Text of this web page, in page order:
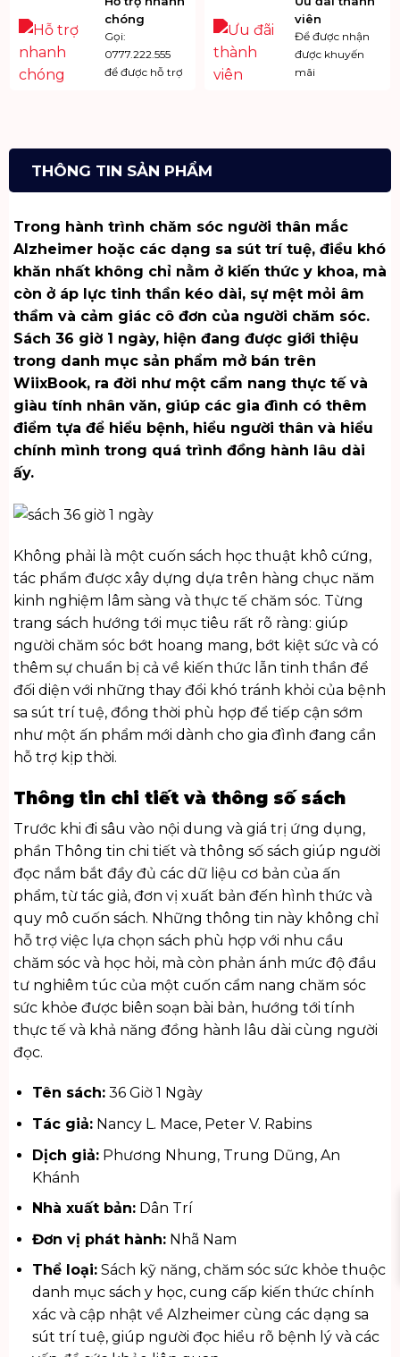
chóng
Gọi:
0777.222.555
để được hỗ trợ
viên
Để được nhận
được khuyến
mãi
THÔNG TIN SẢN PHẨM
Trong hành trình chăm sóc người thân mắc
Alzheimer hoặc các dạng sa sút trí tuệ, điều khó
khăn nhất không chỉ nằm ở kiến thức y khoa, mà
còn ở áp lực tinh thần kéo dài, sự mệt mỏi âm
thầm và cảm giác cô đơn của người chăm sóc.
Sách 36 giờ 1 ngày, hiện đang được giới thiệu
trong danh mục sản phẩm mở bán trên
WiixBook, ra đời như một cẩm nang thực tế và
giàu tính nhân văn, giúp các gia đình có thêm
điểm tựa để hiểu bệnh, hiểu người thân và hiểu
chính mình trong quá trình đồng hành lâu dài
ấy.
Không phải là một cuốn sách học thuật khô cứng,
tác phẩm được xây dựng dựa trên hàng chục năm
kinh nghiệm lâm sàng và thực tế chăm sóc. Từng
trang sách hướng tới mục tiêu rất rõ ràng: giúp
người chăm sóc bớt hoang mang, bớt kiệt sức và có
thêm sự chuẩn bị cả về kiến thức lẫn tinh thần để
đối diện với những thay đổi khó tránh khỏi của bệnh
sa sút trí tuệ, đồng thời phù hợp để tiếp cận sớm
như một ấn phẩm mới dành cho gia đình đang cần
hỗ trợ kịp thời.
Thông tin chi tiết và thông số sách
Trước khi đi sâu vào nội dung và giá trị ứng dụng,
phần Thông tin chi tiết và thông số sách giúp người
đọc nắm bắt đầy đủ các dữ liệu cơ bản của ấn
phẩm, từ tác giả, đơn vị xuất bản đến hình thức và
quy mô cuốn sách. Những thông tin này không chỉ
hỗ trợ việc lựa chọn sách phù hợp với nhu cầu
chăm sóc và học hỏi, mà còn phản ánh mức độ đầu
tư nghiêm túc của một cuốn cẩm nang chăm sóc
sức khỏe được biên soạn bài bản, hướng tới tính
thực tế và khả năng đồng hành lâu dài cùng người
đọc.
Tên sách:36 Giờ 1 Ngày
Tác giả:Nancy L. Mace, Peter V. Rabins
Dịch giả:Phương Nhung, Trung Dũng, An
Khánh
Nhà xuất bản:Dân Trí
Đơn vị phát hành:Nhã Nam
Thể loại:Sách kỹ năng, chăm sóc sức khỏe thuộc
danh mục sách y học, cung cấp kiến thức chính
xác và cập nhật về Alzheimer cùng các dạng sa
sút trí tuệ, giúp người đọc hiểu rõ bệnh lý và các